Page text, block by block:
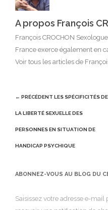
A propos François
François CROCHON
France exerce également en
Voir tous les articles de
Post
navigation
← PRÉCÉDENT LES SPÉCIFICITÉS DE
LA LIBERTÉ SEXUELLE DES
PERSONNES EN SITUATION DE
HANDICAP PSYCHIQUE
ABONNEZ-VOUS AU BLOG DU
Saisissez votre adresse e-